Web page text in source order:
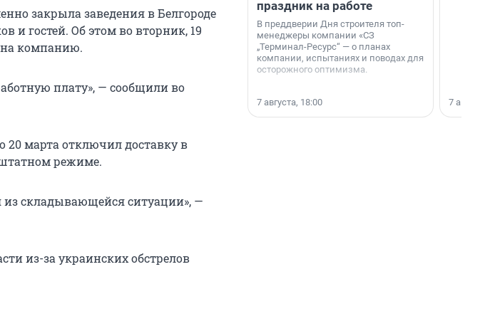
закрыла заведения в Белгороде
и гостей. Об этом во вторник, 19
компанию.
плату», — сообщили во
20 марта отключил доставку в
штатном режиме.
из складывающейся ситуации», —
из-за украинских обстрелов
праздник на работе
В преддверии Дня строителя топ-
менеджеры компании «СЗ
„Терминал-Ресурс“ — о планах
компании, испытаниях и поводах для
осторожного оптимизма.
7 августа, 18:00 7